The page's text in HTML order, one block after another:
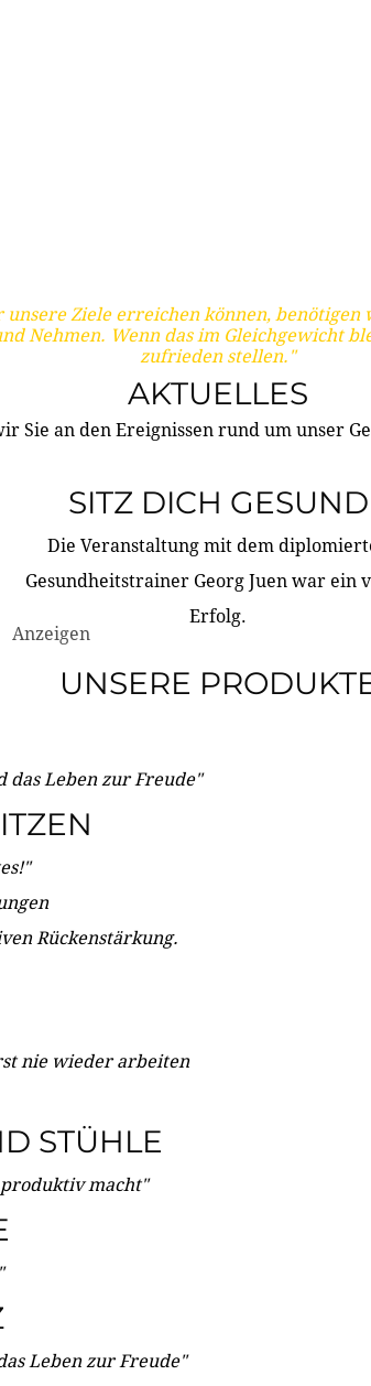
unsere Ziele erreichen können,
Nehmen. Wenn das im
zufrieden stellen."
AKTUELLES
Sie an den Ereignissen rund um unser
SITZ DICH GESUND
Die Veranstaltung mit dem
Gesundheitstrainer Georg Juen war ein
Erfolg.
Anzeigen
UNSERE
Leben zur Freude"
Rückenstärkung.
nie wieder arbeiten
STÜHLE
macht"
Leben zur Freude"